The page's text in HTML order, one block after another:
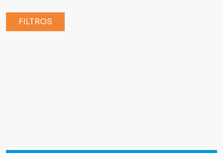
FILTROS